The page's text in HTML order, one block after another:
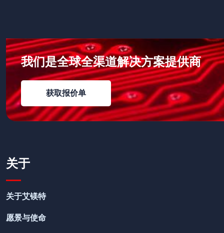
我们是全球全渠道解决方案提供商
获取报价单
获取报价单
关于
关于艾镁特
愿景与使命